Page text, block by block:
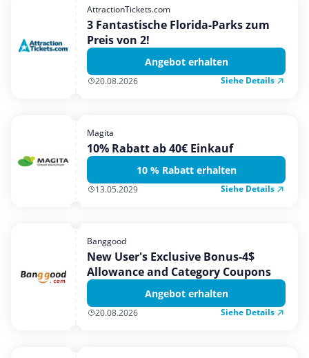
AttractionTickets.com
3 Fantastische Florida-Parks zum
Preis von 2!
Angebot erhalten
20.08.2026 Siehe Details
Magita
10% Rabatt ab 40€ Einkauf
10 % Rabatt erhalten
13.05.2029 Siehe Details
Banggood
New User's Exclusive Bonus-4$
Allowance and Category Coupons
Angebot erhalten
20.08.2026 Siehe Details